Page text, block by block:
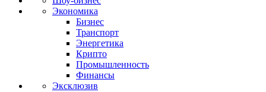
Экономика
Бизнес
Транспорт
Энергетика
Крипто
Промышленность
Финансы
Эксклюзив